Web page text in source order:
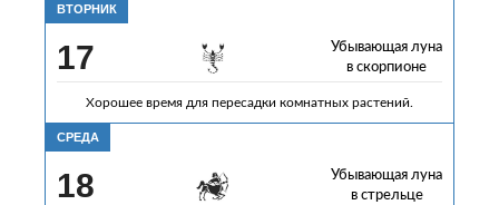
ВТОРНИК
17
Убывающая луна
в скорпионе
Хорошее время для пересадки комнатных растений.
СРЕДА
18
Убывающая луна
в стрельце